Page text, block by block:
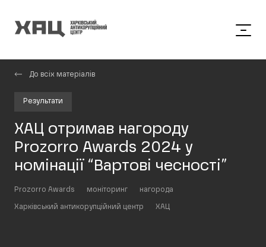
До всіх матеріалів
Результати
ХАЦ отримав нагороду
Prozorro Awards 2024 у
номінації “Вартові чесності”
Prozorro Awards моніторинг нагорода
Харківський антикорупційний центр ХАЦ